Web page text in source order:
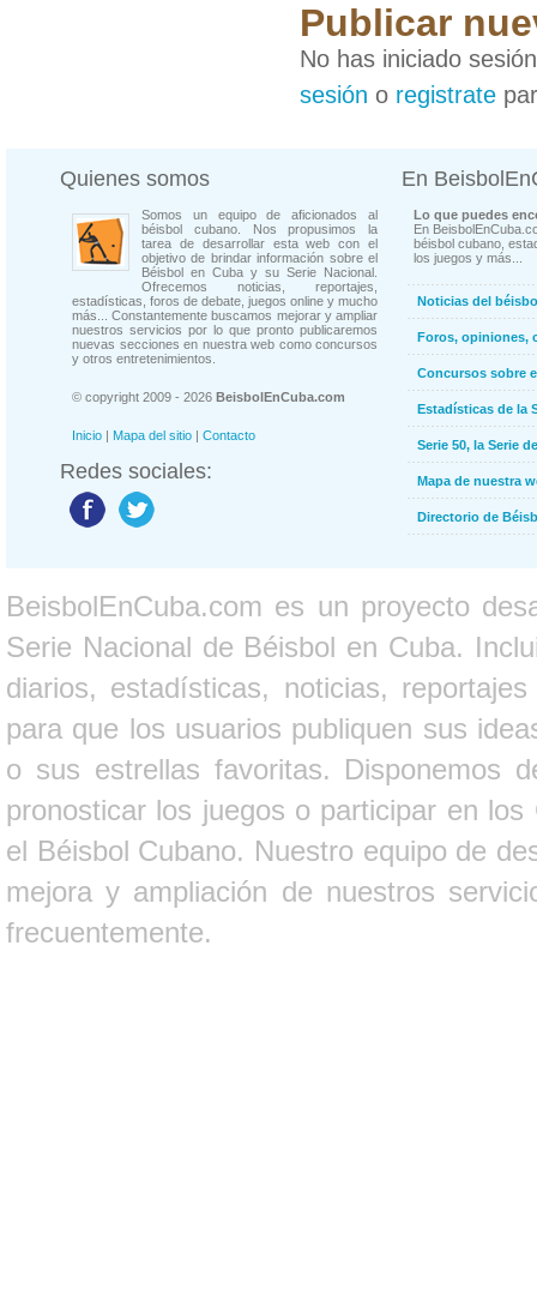
Publicar
No has iniciado
sesión o registrate
Quienes somos
Somos un equipo de aficionados al
béisbol cubano. Nos propusimos la
tarea de desarrollar esta web con el
objetivo de brindar información sobre el
Béisbol en Cuba y su Serie Nacional.
Ofrecemos noticias, reportajes,
estadísticas, foros de debate, juegos online y mucho
más... Constantemente buscamos mejorar y ampliar
nuestros servicios por lo que pronto publicaremos
nuevas secciones en nuestra web como concursos
y otros entretenimientos.
© copyright 2009 - 2026 BeisbolEnCuba.com
Inicio | Mapa del sitio | Contacto
Redes sociales:
En
Lo que puedes
En
béisbol cubano,
los juegos y más...
Noticias del
Foros, opiniones,
Concursos sobre
Estadísticas de la
Serie 50, la Serie
Mapa de nuestra
Directorio de
BeisbolEnCuba.com es un proyecto
Serie Nacional de Béisbol en Cuba.
diarios, estadísticas, noticias,
para que los usuarios publiquen sus
o sus estrellas favoritas. Disponemos
pronosticar los juegos o participar en
el Béisbol Cubano. Nuestro equipo de
mejora y ampliación de nuestros
frecuentemente.